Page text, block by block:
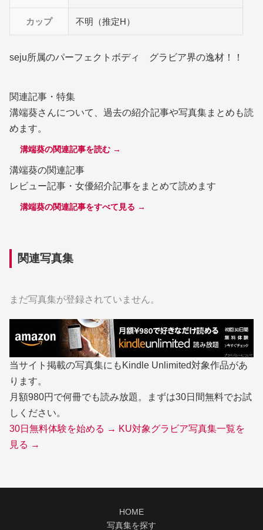
カップ 不明（推定H）
seju所属のパーフェクトボディ グラビア界の逸材！！
関連記事・特集
溝端葵さんについて、過去の紹介記事や写真集まとめも読
めます。
溝端葵の関連記事を読む →
溝端葵の関連記事
レビュー記事・女優紹介記事をまとめて読めます
溝端葵の関連記事をすべて見る →
関連写真集
まだ写真集が登録されていません。
当サイト掲載の写真集にもKindle Unlimited対象作品があ
ります。
月額980円で何冊でも読み放題。まずは30日間無料でお試
しください。
30日無料体験を始める → KU対象グラビア写真集一覧を
見る →
HOME
写真集を探す